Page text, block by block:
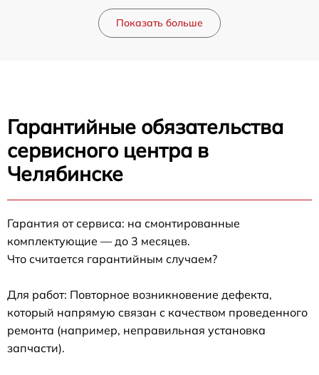
Показать больше
Гарантийные обязательства
сервисного центра в
Челябинске
Гарантия от сервиса: на смонтированные
комплектующие — до 3 месяцев.
Что считается гарантийным случаем?
Для работ: Повторное возникновение дефекта,
который напрямую связан с качеством проведенного
ремонта (например, неправильная установка
запчасти).